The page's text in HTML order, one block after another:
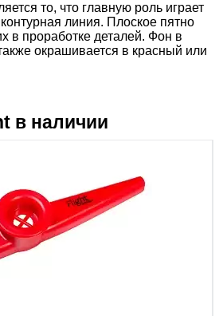
то, что главную роль играет
линия. Плоское пятно
в проработке деталей. Фон в
окрашивается в красный или
в наличии